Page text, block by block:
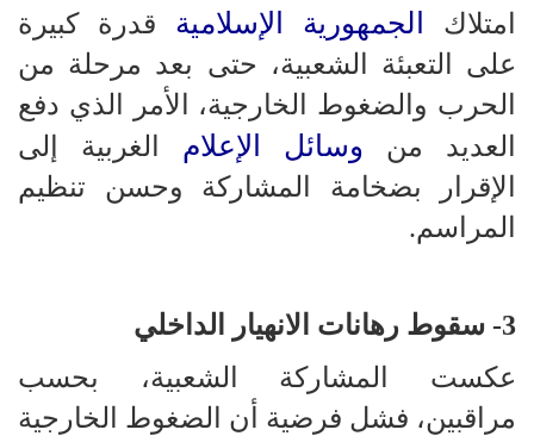
امتلاك الجمهورية الإسلامية قدرة كبيرة
على التعبئة الشعبية، حتى بعد مرحلة من
الحرب والضغوط الخارجية، الأمر الذي دفع
العديد من وسائل الإعلام الغربية إلى
الإقرار بضخامة المشاركة وحسن تنظيم
المراسم.
3- سقوط رهانات الانهيار الداخلي
عكست المشاركة الشعبية، بحسب
مراقبين، فشل فرضية أن الضغوط الخارجية